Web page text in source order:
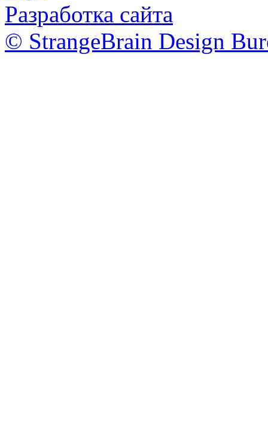
Разработка сайта
© StrangeBrain Design